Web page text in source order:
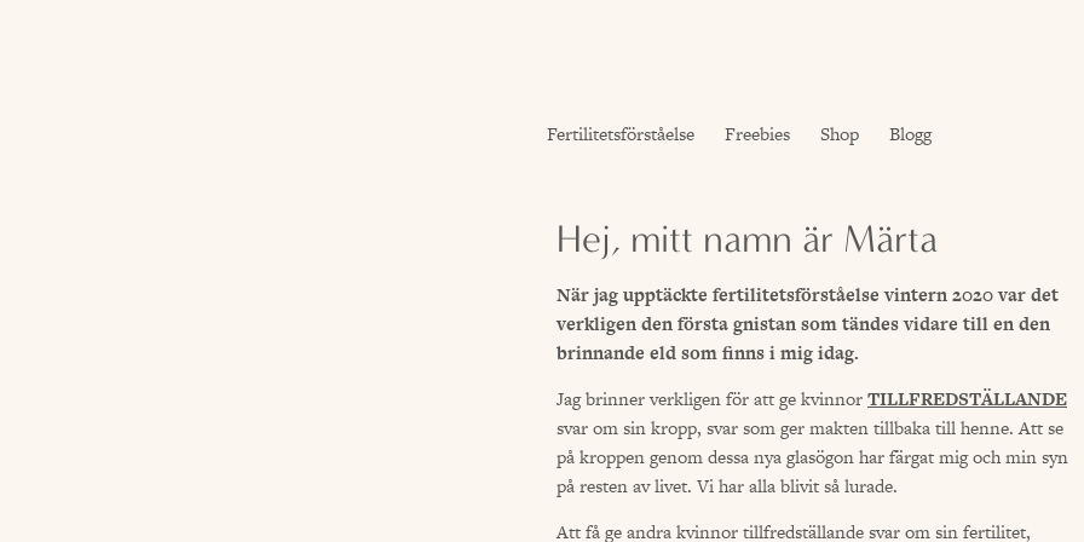
Fertilitetsförståelse Freebies Shop Blogg
Hej, mitt namn är Märta
När jag upptäckte fertilitetsförståelse vintern 2020 var det
verkligen den första gnistan som tändes vidare till en den
brinnande eld som finns i mig idag.
Jag brinner verkligen för att ge kvinnorTILLFREDSTÄLLANDE
svar om sin kropp, svar som ger makten tillbaka till henne. Att se
på kroppen genom dessa nya glasögon har färgat mig och min syn
på resten av livet. Vi har alla blivit så lurade.
Att få ge andra kvinnor tillfredställande svar om sin fertilitet,